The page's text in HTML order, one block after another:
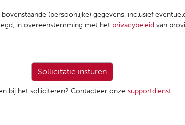
(persoonlijke) gegevens, inclusief
in overeenstemming met het privacybeleid van
bij het solliciteren? Contacteer onze supportdienst.